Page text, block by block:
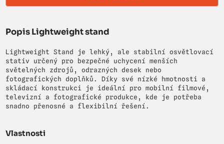
Popis Lightweight stand
Lightweight Stand je lehký, ale stabilní osvětlovací
stativ určený pro bezpečné uchycení menších
světelných zdrojů, odrazných desek nebo
fotografických doplňků. Díky své nízké hmotnosti a
skládací konstrukci je ideální pro mobilní filmové,
televizní a fotografické produkce, kde je potřeba
snadno přenosné a flexibilní řešení.
Vlastnosti